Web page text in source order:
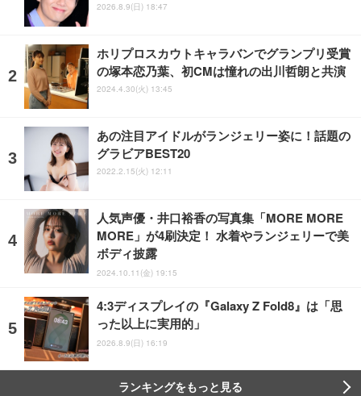
2026.8.9(日) 18:47
ホリプロスカウトキャラバンでグランプリ受賞
の塚本恋乃葉、初CMは憧れの出川哲朗と共演
2024.4.30(火) 13:45
あの注目アイドルがランジェリー姿に！話題の
グラビアBEST20
2022.2.15(火) 12:11
人気声優・井口裕香の写真集「MORE MORE
MORE」が4刷決定！ 水着やランジェリーで美
ボディ披露
2024.10.11(金) 19:15
4:3ディスプレイの『Galaxy Z Fold8』は「思
った以上に実用的」
2026.8.9(日) 16:19
ランキングをもっと見る